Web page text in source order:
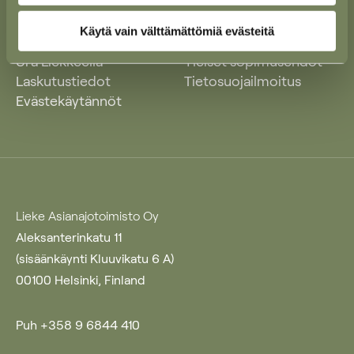
Käytä vain välttämättömiä evästeitä
Ajankohtaista
Ura Liekkeellä
Laskutustiedot
Evästekäytännöt
Yleiset käyttöehdot
Yleiset sopimusehdot
Tietosuojailmoitus
Lieke Asianajotoimisto Oy
Aleksanterinkatu 11
(sisäänkäynti Kluuvikatu 6 A)
00100 Helsinki, Finland
Puh +358 9 6844 410